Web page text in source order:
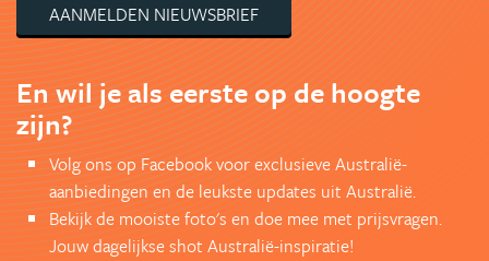
AANMELDEN NIEUWSBRIEF
En wil je als eerste op de hoogte
zijn?
Volg ons op Facebook voor exclusieve Australië-
aanbiedingen en de leukste updates uit Australië.
Bekijk de mooiste foto's en doe mee met prijsvragen.
Jouw dagelijkse shot Australië-inspiratie!